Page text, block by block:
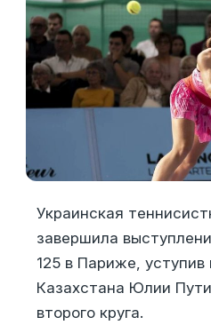
Украинская
завершила
125 в Париже,
Казахстана Юлии
второго круга.